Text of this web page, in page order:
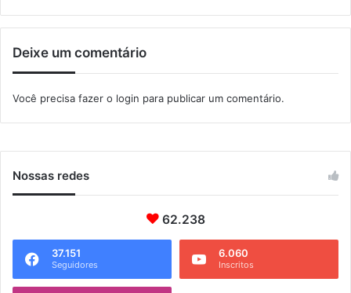
s
m
g
a
ç
a
n
e
e
r
ê
i
Deixe um comentário
Você precisa fazer o login para publicar um comentário.
Nossas redes
62.238
37.151
Seguidores
6.060
Inscritos